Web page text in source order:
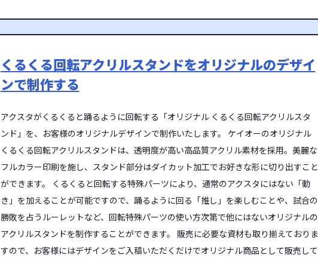
くるくる回転アクリルスタンドをオリジナルのデザイ
ンで制作する
アクスタがくるくると踊るように回転する「オリジナル くるくる回転アクリルスタ
ンド」を、お客様のオリジナルデザインで制作いたします。 ケイオーのオリジナル
くるくる回転アクリルスタンドは、透明度が高い高品質アクリル素材を採用。美麗な
フルカラー印刷を施し、スタンド部分はダイカット加工でお好きな形に切り出すこと
ができます。 くるくると回転する特殊パーツにより、通常のアクスタにはない「動
き」を加えることが可能ですので、踊るように回る「推し」を楽しむことや、試合の
勝敗を占うルーレットなど、回転特殊パーツの使い方次第で他にはないオリジナルの
アクリルスタンドを制作することができます。 販売に必要な資材も取り揃えておりま
すので、お客様にはデザインをご入稿いただくだけでオリジナル商品として販売して